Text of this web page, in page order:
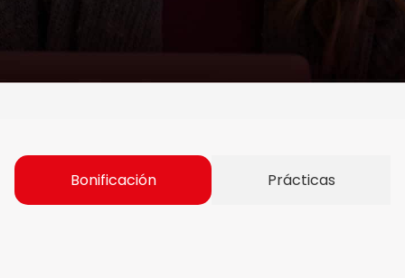
Bonificación Prácticas